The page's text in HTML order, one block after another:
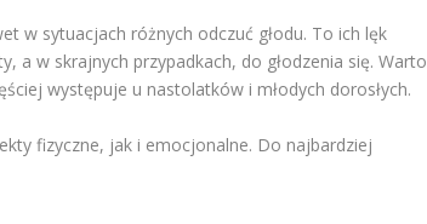
w sytuacjach różnych odczuć głodu. To ich lęk
a w skrajnych przypadkach, do głodzenia się. Warto
występuje u nastolatków i młodych dorosłych.
fizyczne, jak i emocjonalne. Do najbardziej